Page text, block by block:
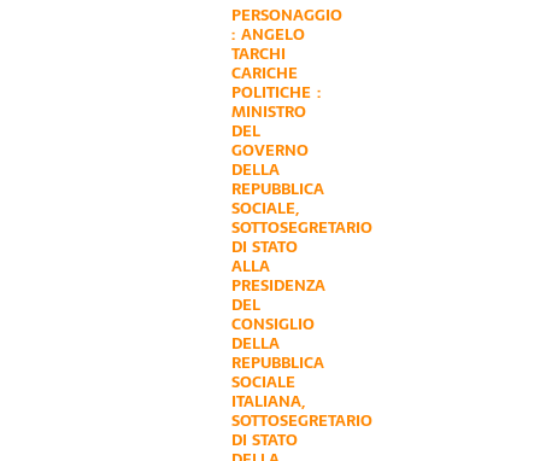
PERSONAGGIO
: ANGELO
TARCHI
CARICHE
POLITICHE :
MINISTRO
DEL
GOVERNO
DELLA
REPUBBLICA
SOCIALE,
SOTTOSEGRETARIO
DI STATO
ALLA
PRESIDENZA
DEL
CONSIGLIO
DELLA
REPUBBLICA
SOCIALE
ITALIANA,
SOTTOSEGRETARIO
DI STATO